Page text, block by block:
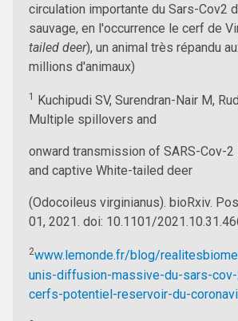
circulation importante du Sars-Cov2
sauvage, en l'occurrence le cerf de
tailed deer), un animal très répandu
millions d'animaux)
1
Kuchipudi SV, Surendran-Nair M,
Multiple spillovers and
onward transmission of SARS-Cov-
and captive White-tailed deer
(Odocoileus virginianus). bioRxiv.
01, 2021. doi: 10.1101/
2www.lemonde.fr/blog/
unis-diffusion-massive-du-sars-
cerfs-potentiel-reservoir-du-